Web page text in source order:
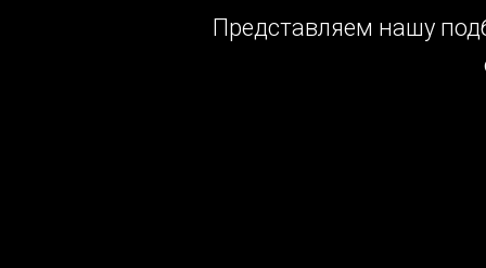
Представляем нашу